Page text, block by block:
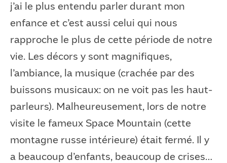
j’ai le plus entendu parler durant mon
enfance et c’est aussi celui qui nous
rapproche le plus de cette période de notre
vie. Les décors y sont magnifiques,
l’ambiance, la musique (crachée par des
buissons musicaux: on ne voit pas les haut-
parleurs). Malheureusement, lors de notre
visite le fameux Space Mountain (cette
montagne russe intérieure) était fermé. Il y
a beaucoup d’enfants, beaucoup de crises…